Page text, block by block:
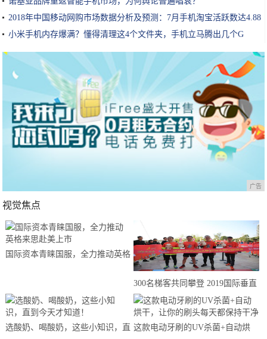
2018年中国移动网购市场数据分析及预测：7月手机淘宝活跃数达4.88
亿人
小米手机内存爆满？懂得清理这4个文件夹，手机立马腾出几个G
广告
视觉焦点
国际资本青睐国服，全力推动英格
300名梯客共同攀登 2019国际垂直
马拉松超级精英赛顺德海骏达中心
站欢乐开跑
选酸奶、喝酸奶，这些小知识，直 这款电动牙刷的UV杀菌+自动烘